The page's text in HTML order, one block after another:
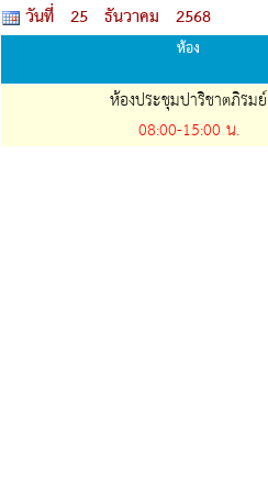
วันที่ 25 ธันวาคม 2568
ห้อง
ห้องประชุมปาริชาตภิรมย์
08:00-15:00 น.